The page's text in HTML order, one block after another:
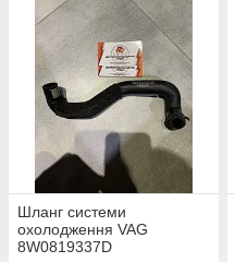
Шланг системи
охолодження VAG
8W0819337D